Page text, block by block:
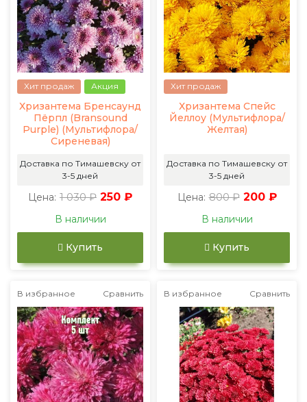
Хит продаж Акция
Хризантема Бренсаунд
Пёрпл (Bransound
Purple) (Мультифлора/
Сиреневая)
Доставка по Тимашевску от
3-5 дней
Цена: 1 030 ₽ 250 ₽
В наличии
Купить
Хит продаж
Хризантема Спейс
Йеллоу (Мультифлора/
Желтая)
Доставка по Тимашевску от
3-5 дней
Цена: 800 ₽ 200 ₽
В наличии
Купить
В избранное Сравнить В избранное Сравнить